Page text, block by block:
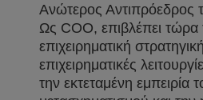
Ανώτερος Αντιπρόεδρος
Ως COO, επιβλέπει τώρα
επιχειρηματική
επιχειρηματικές
την εκτεταμένη εμπειρία